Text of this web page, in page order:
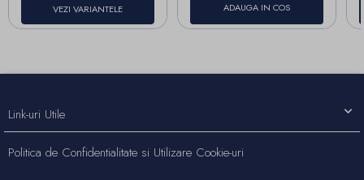
VEZI VARIANTELE ADAUGA IN COS
Link-uri Utile
Politica de Confidentialitate si Utilizare Cookie-uri